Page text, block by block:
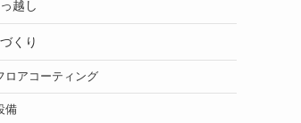
越し
くり
ロアコーティング
備